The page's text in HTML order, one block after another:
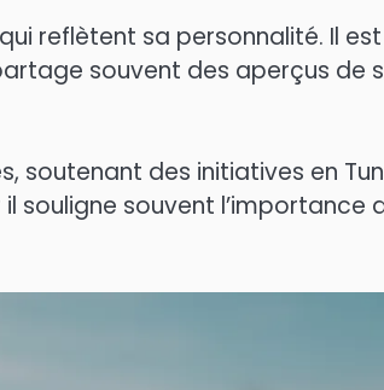
reflètent sa personnalité. Il est
souvent des aperçus de
soutenant des initiatives en
souligne souvent l’importance